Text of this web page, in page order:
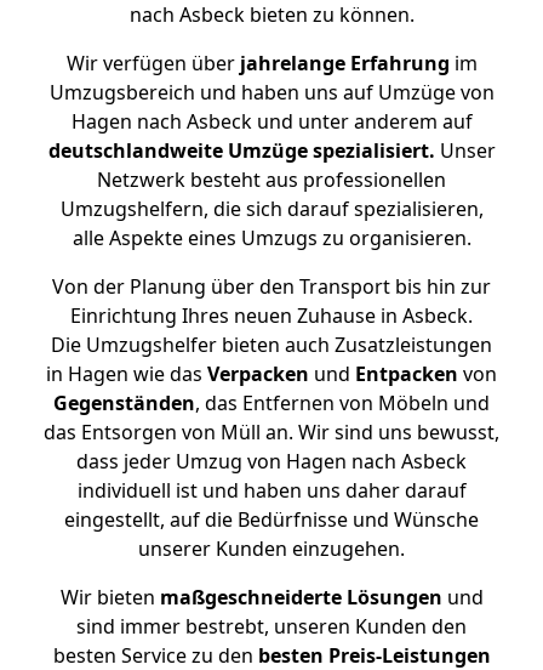
nach Asbeck bieten zu können.
Wir verfügen überjahrelange Erfahrung im
Umzugsbereich und haben uns auf Umzüge von
Hagen nach Asbeck und unter anderem auf
deutschlandweite Umzüge spezialisiert. Unser
Netzwerk besteht aus professionellen
Umzugshelfern, die sich darauf spezialisieren,
alle Aspekte eines Umzugs zu organisieren.
Von der Planung über den Transport bis hin zur
Einrichtung Ihres neuen Zuhause in Asbeck.
Die Umzugshelfer bieten auch Zusatzleistungen
in Hagen wie das Verpacken und Entpacken von
Gegenständen, das Entfernen von Möbeln und
das Entsorgen von Müll an. Wir sind uns bewusst,
dass jeder Umzug von Hagen nach Asbeck
individuell ist und haben uns daher darauf
eingestellt, auf die Bedürfnisse und Wünsche
unserer Kunden einzugehen.
Wir bieten maßgeschneiderte Lösungen und
sind immer bestrebt, unseren Kunden den
besten Service zu den besten Preis-Leistungen